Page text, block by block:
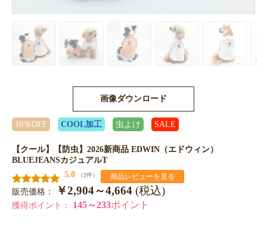
画像ダウンロード
10％OFF COOL加工 虫よけ SALE
【クール】【防虫】2026新商品 EDWIN（エドウィン）
BLUEJEANSカジュアルT
5.0
（2件） 商品レビューを見る
販売価格： ￥2,904～4,664 (税込)
獲得ポイント： 145～233ポイント